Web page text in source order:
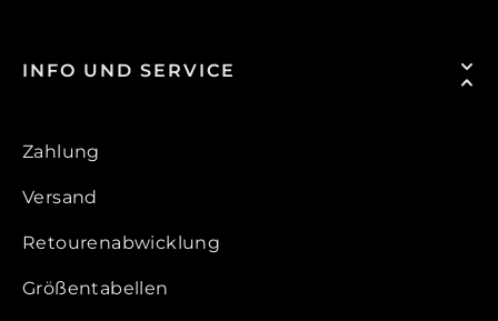
INFO UND SERVICE
Zahlung
Versand
Retourenabwicklung
Größentabellen